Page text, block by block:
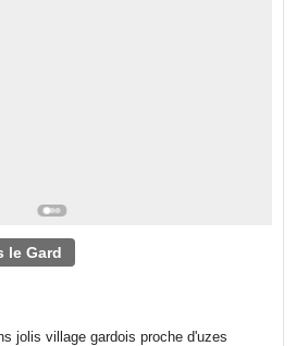
le Gard
jolis village gardois proche d'uzes